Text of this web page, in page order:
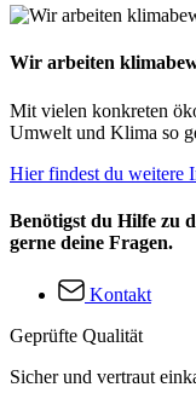
Wir arbeiten
Mit vielen konkreten
Umwelt und Klima so
Hier findest du weitere
Benötigst du Hilfe zu
gerne deine Fragen.
Kontakt
Geprüfte Qualität
Sicher und vertraut